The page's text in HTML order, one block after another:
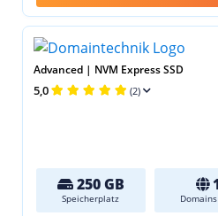
Advanced | NVM Express SSD
5,0 (2)
250 GB
Speicherplatz